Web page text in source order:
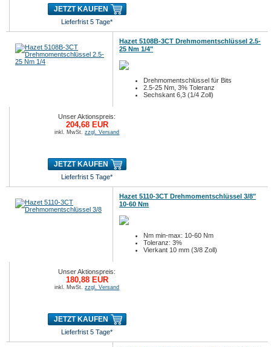
JETZT KAUFEN
Lieferfrist 5 Tage*
Hazet 5108B-3CT Drehmomentschlüssel 2.5-
25 Nm 1/4"
Drehmomentschlüssel für Bits
2.5-25 Nm, 3% Toleranz
Sechskant 6,3 (1/4 Zoll)
Unser Aktionspreis:
204,68 EUR
inkl. MwSt.zzgl. Versand
JETZT KAUFEN
Lieferfrist 5 Tage*
Hazet 5110-3CT Drehmomentschlüssel 3/8"
10-60 Nm
Nm min-max: 10-60 Nm
Toleranz: 3%
Vierkant 10 mm (3/8 Zoll)
Unser Aktionspreis:
180,88 EUR
inkl. MwSt.zzgl. Versand
JETZT KAUFEN
Lieferfrist 5 Tage*